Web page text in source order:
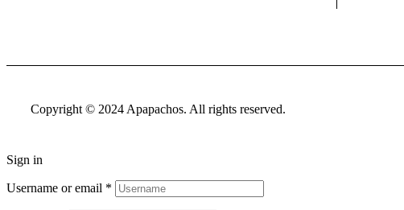
Copyright © 2024 Apapachos. All rights reserved.
Sign in
Username or email *